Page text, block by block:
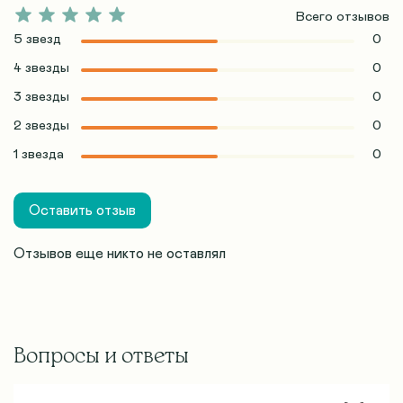
Отзывов еще никто не оставлял
Всего отзывов
5 звезд
0
4 звезды 0
3 звезды 0
2 звезды 0
1 звезда 0
Оставить отзыв
Вопросы и ответы